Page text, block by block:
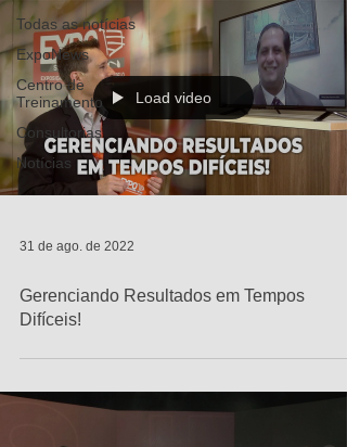
Todas as notícias
ExpoNews
Centro de
Treinamento
Consultorias
Notícias
Load video
31 de ago. de 2022
Gerenciando Resultados em Tempos
Difíceis!